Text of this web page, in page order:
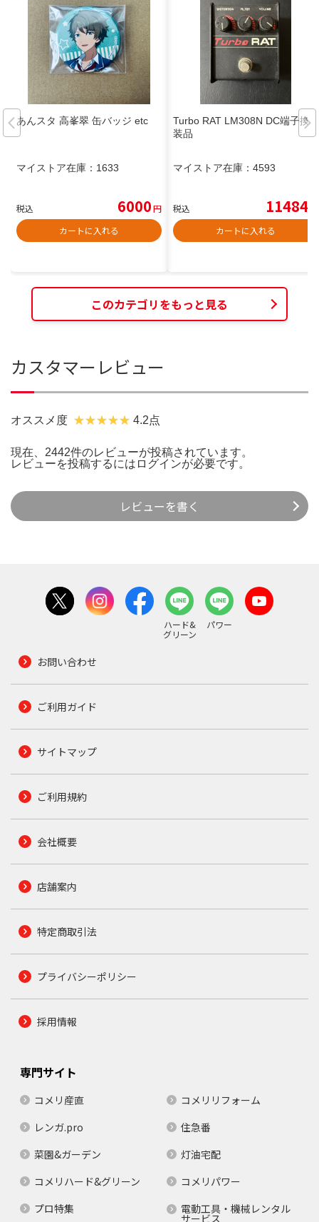
あんスタ 高峯翠 缶バッジ etc
マイストア在庫： 1633
税込 6000円
カートに入れる
Turbo RAT LM308N DC端子換
装品
マイストア在庫： 4593
税込 11484
カートに入れる
このカテゴリをもっと見る
カスタマーレビュー
オススメ度 4.2点
現在、2442件のレビューが投稿されています。
レビューを投稿するには ログインが必要です。
レビューを書く
ハード&
グリーン
パワー
お問い合わせ
ご利用ガイド
サイトマップ
ご利用規約
会社概要
店舗案内
特定商取引法
プライバシーポリシー
採用情報
専門サイト
コメリ産直
コメリリフォーム
レンガ.pro
住急番
菜園&ガーデン
灯油宅配
コメリハード&グリーン
コメリパワー
プロ特集
電動工具・機械レンタル
サービス